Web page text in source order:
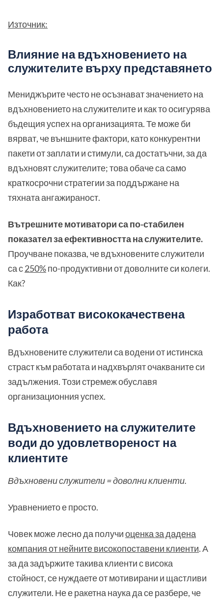
Източник:
Влияние на вдъхновението на
служителите върху представянето
Мениджърите често не осъзнават значението на
вдъхновението на служителите и как то осигурява
бъдещия успех на организацията. Те може би
вярват, че външните фактори, като конкурентни
пакети от заплати и стимули, са достатъчни, за да
вдъхновят служителите; това обаче са само
краткосрочни стратегии за поддържане на
тяхната ангажираност.
Вътрешните мотиватори са по-стабилен
показател за ефективността на служителите.
Проучване показва, че вдъхновените служители
са с250%по-продуктивни от доволните си колеги.
Как?
Изработват висококачествена
работа
Вдъхновените служители са водени от истинска
страст към работата и надхвърлят очакваните си
задължения. Този стремеж обуславя
организационния успех.
Вдъхновението на служителите
води до удовлетвореност на
клиентите
Вдъхновени служители = доволни клиенти.
Уравнението е просто.
Човек може лесно да получиоценка за дадена
компания от нейните високопоставени клиенти. А
за да задържите такива клиенти с висока
стойност, се нуждаете от мотивирани и щастливи
служители. Не е ракетна наука да се разбере, че